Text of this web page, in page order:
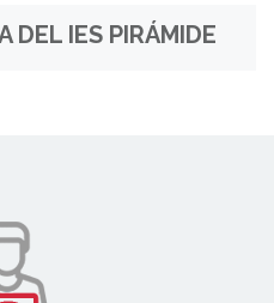
DEL IES PIRÁMIDE